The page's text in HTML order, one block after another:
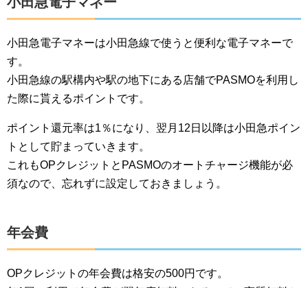
小田急電子マネーは小田急線で使うと便利な電子マネーで
す。
小田急線の駅構内や駅の地下にある店舗でPASMOを利用し
た際に貰えるポイントです。
ポイント還元率は1％になり、翌月12日以降は小田急ポイン
トとして貯まっていきます。
これもOPクレジットとPASMOのオートチャージ機能が必
須なので、忘れずに設定しておきましょう。
年会費
OPクレジットの年会費は格安の500円です。